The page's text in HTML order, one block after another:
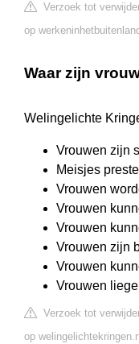
Verzoek tot
op
Waar zijn
Welingelichte
Vrouwen zijn
Meisjes
Vrouwen
Vrouwen
Vrouwen
Vrouwen zijn
Vrouwen
Vrouwen
Verzoek tot
op